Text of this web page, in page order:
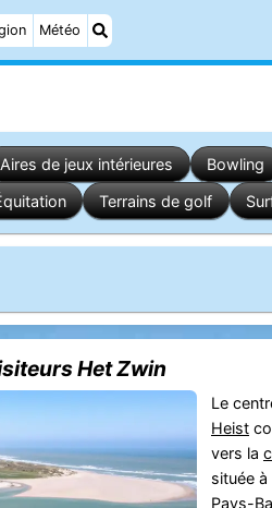
Météo
Aires de jeux intérieures Bowling
Terrains de golf
Het Zwin
Le
Heist
vers la
située
Pays-